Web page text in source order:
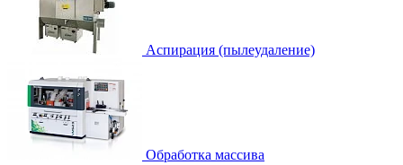
Аспирация (пылеудаление)
Обработка массива